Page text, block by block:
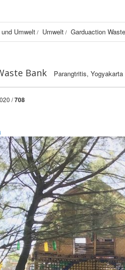
Umwelt Umwelt Garduaction
Bank Parangtritis, Yogyakarta
/708